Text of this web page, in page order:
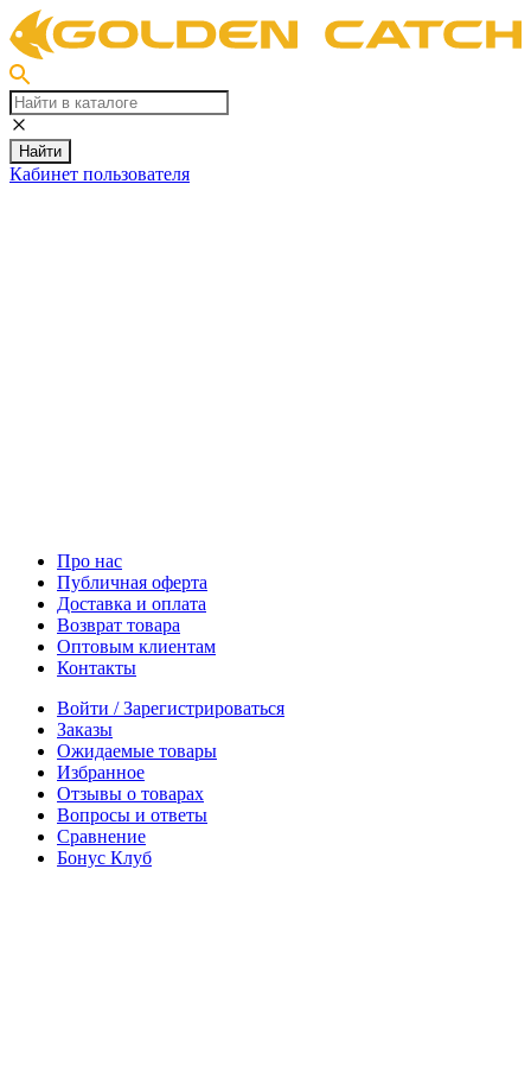
Найти
Кабинет пользователя
Про нас
Публичная оферта
Доставка и оплата
Возврат товара
Оптовым клиентам
Контакты
Войти / Зарегистрироваться
Заказы
Ожидаемые товары
Избранное
Отзывы о товарах
Вопросы и ответы
Сравнение
Бонус Клуб